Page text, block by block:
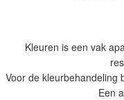
Kleuren is een vak
Voor de kleurbehandeling
Een